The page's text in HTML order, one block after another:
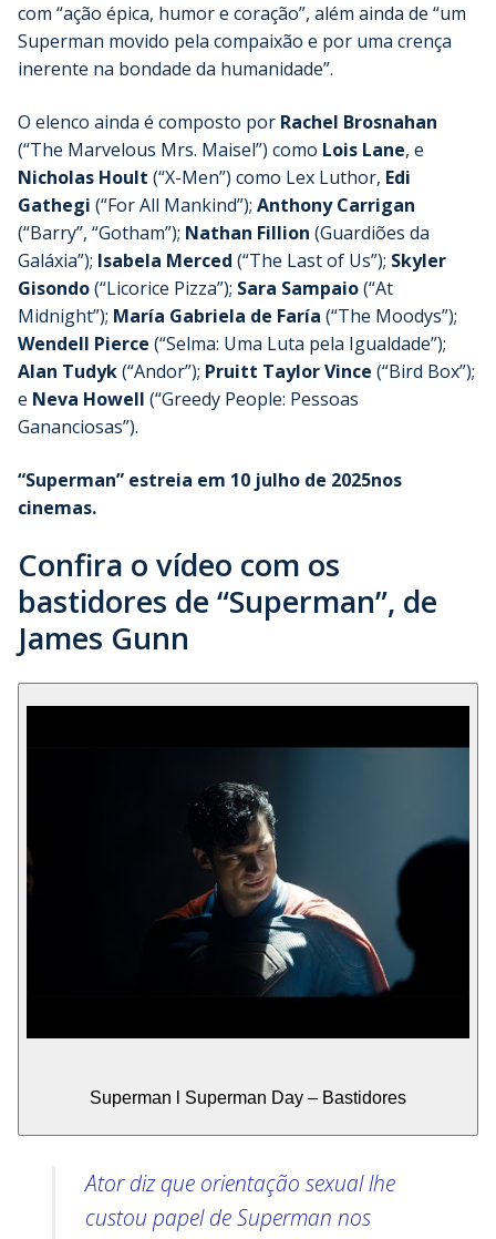
com “ação épica, humor e coração”, além ainda de “um
Superman movido pela compaixão e por uma crença
inerente na bondade da humanidade”.
O elenco ainda é composto por Rachel Brosnahan
(“The Marvelous Mrs. Maisel”) como Lois Lane, e
Nicholas Hoult (“X-Men”) como Lex Luthor, Edi
Gathegi (“For All Mankind”); Anthony Carrigan
(“Barry”, “Gotham”); Nathan Fillion (Guardiões da
Galáxia”); Isabela Merced (“The Last of Us”); Skyler
Gisondo(“Licorice Pizza”); Sara Sampaio(“At
Midnight”); María Gabriela de Faría (“The Moodys”);
Wendell Pierce (“Selma: Uma Luta pela Igualdade”);
Alan Tudyk(“Andor”); Pruitt Taylor Vince (“Bird Box”);
e Neva Howell (“Greedy People: Pessoas
Gananciosas”).
“Superman” estreia em 10 julho de 2025nos
cinemas.
Confira o vídeo com os
bastidores de “Superman”, de
James Gunn
Superman l Superman Day – Bastidores
Ator diz que orientação sexual lhe
custou papel de Superman nos